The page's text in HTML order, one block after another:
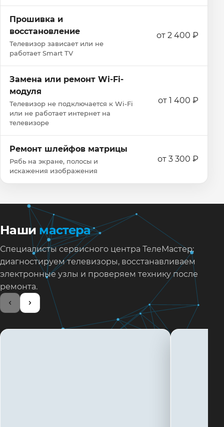
Прошивка и
восстановление
Телевизор зависает или не
работает Smart TV
от 2 400 ₽
Замена или ремонт Wi‑Fi-
модуля
Телевизор не подключается к Wi‑Fi
или не работает интернет на
телевизоре
от 1 400 ₽
Ремонт шлейфов матрицы
Рябь на экране, полосы и
искажения изображения
от 3 300 ₽
Наши мастера
Специалисты сервисного центра ТелеМастер:
диагностируем телевизоры, восстанавливаем
электронные узлы и проверяем технику после
ремонта.